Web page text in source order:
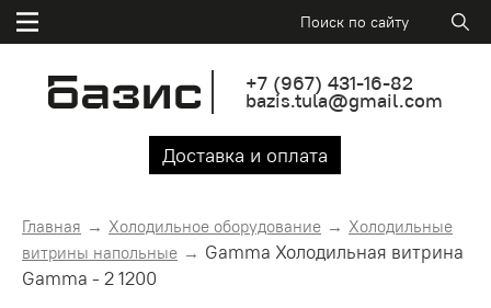
+7 (967) 431-16-82
bazis.tula@gmail.com
Доставка и оплата
Главная Холодильное оборудование
Холодильные
витрины напольные
Gamma Холодильная витрина
Gamma - 2 1200